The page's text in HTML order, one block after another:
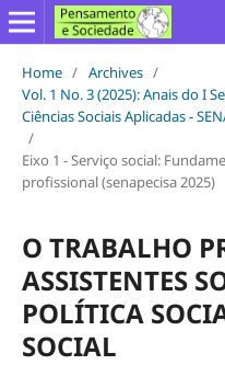
Home / Archives /
Vol. 1 No. 3 (2025): Anais do I
Ciências Sociais Aplicadas -
/
Eixo 1 - Serviço social:
profissional (senapecisa 2025)
O TRABALHO
ASSISTENTES
POLÍTICA
SOCIAL